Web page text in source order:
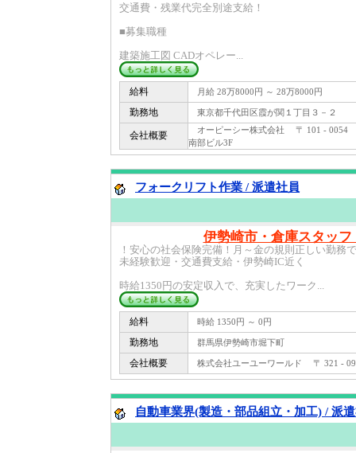
交通費・残業代完全別途支給！
■募集職種
建築施工図 CADオペレー...
給料 月給 28万8000円 ～ 28万8000円
勤務地 東京都千代田区霞が関１丁目３－２
会社概要
オーピーシー株式会社 〒 101 - 0054
南部ビル3F
フォークリフト作業 / 派遣社員
伊勢崎市・倉庫スタッ
！安心の社会保険完備！月～金の規則正しい勤務
未経験歓迎・交通費支給・伊勢崎IC近く
時給1350円の安定収入で、充実したワーク...
給料 時給 1350円 ～ 0円
勤務地 群馬県伊勢崎市堀下町
会社概要 株式会社ユーユーワールド 〒 321 -
自動車業界(製造・部品組立・加工) / 派